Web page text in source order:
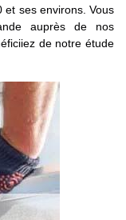
et ses environs. Vous
auprès de nos
de notre étude